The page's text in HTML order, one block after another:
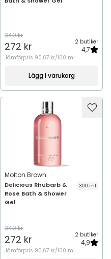
340 kr
272 kr 2 butiker
4,7
Jämförpris 90,67 kr/100 ml
Lägg i varukorg
Molton Brown
Delicious Rhubarb &
Rose Bath & Shower
Gel
300 ml
340 kr
272 kr 2 butiker
4,9
Jämförpris 90,67 kr/100 ml